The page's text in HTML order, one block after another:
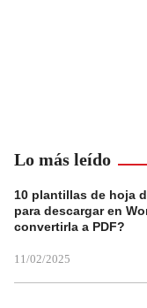
Lo más leído
10 plantillas de hoja
para descargar en
convertirla a PDF?
11/02/2025